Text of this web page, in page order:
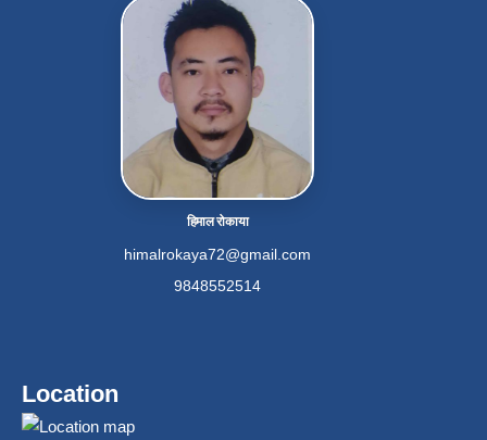
हिमाल रोकाया
himalrokaya72@gmail.com
9848552514
Location